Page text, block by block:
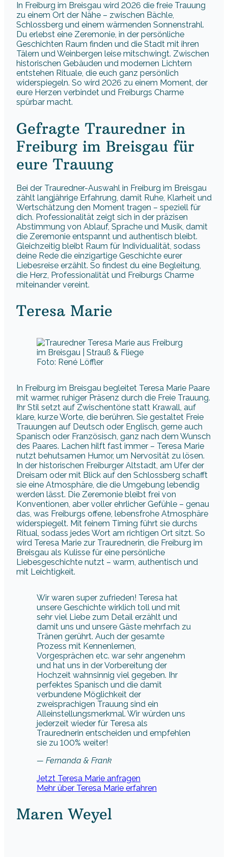
In Freiburg im Breisgau wird 2026 die freie Trauung
zu einem Ort der Nähe – zwischen Bächle,
Schlossberg und einem wärmenden Sonnenstrahl.
Du erlebst eine Zeremonie, in der persönliche
Geschichten Raum finden und die Stadt mit ihren
Tälern und Weinbergen leise mitschwingt. Zwischen
historischen Gebäuden und modernen Lichtern
entstehen Rituale, die euch ganz persönlich
widerspiegeln. So wird 2026 zu einem Moment, der
eure Herzen verbindet und Freiburgs Charme
spürbar macht.
Gefragte Trauredner in
Freiburg im Breisgau für
eure Trauung
Bei der Trauredner-Auswahl in Freiburg im Breisgau
zählt langjährige Erfahrung, damit Ruhe, Klarheit und
Wertschätzung den Moment tragen – speziell für
dich. Professionalität zeigt sich in der präzisen
Abstimmung von Ablauf, Sprache und Musik, damit
die Zeremonie entspannt und authentisch bleibt.
Gleichzeitig bleibt Raum für Individualität, sodass
deine Rede die einzigartige Geschichte eurer
Liebesreise erzählt. So findest du eine Begleitung,
die Herz, Professionalität und Freiburgs Charme
miteinander vereint.
Teresa Marie
Foto: René Löffler
In Freiburg im Breisgau begleitet Teresa Marie Paare
mit warmer, ruhiger Präsenz durch die Freie Trauung.
Ihr Stil setzt auf Zwischentöne statt Krawall, auf
klare, kurze Worte, die berühren. Sie gestaltet Freie
Trauungen auf Deutsch oder Englisch, gerne auch
Spanisch oder Französisch, ganz nach dem Wunsch
des Paares. Lachen hilft fast immer – Teresa Marie
nutzt behutsamen Humor, um Nervosität zu lösen.
In der historischen Freiburger Altstadt, am Ufer der
Dreisam oder mit Blick auf den Schlossberg schafft
sie eine Atmosphäre, die die Umgebung lebendig
werden lässt. Die Zeremonie bleibt frei von
Konventionen, aber voller ehrlicher Gefühle – genau
das, was Freiburgs offene, lebensfrohe Atmosphäre
widerspiegelt. Mit feinem Timing führt sie durchs
Ritual, sodass jedes Wort am richtigen Ort sitzt. So
wird Teresa Marie zur Traurednerin, die Freiburg im
Breisgau als Kulisse für eine persönliche
Liebesgeschichte nutzt – warm, authentisch und
mit Leichtigkeit.
Wir waren super zufrieden! Teresa hat
unsere Geschichte wirklich toll und mit
sehr viel Liebe zum Detail erzählt und
damit uns und unsere Gäste mehrfach zu
Tränen gerührt. Auch der gesamte
Prozess mit Kennenlernen,
Vorgesprächen etc. war sehr angenehm
und hat uns in der Vorbereitung der
Hochzeit wahnsinnig viel gegeben. Ihr
perfektes Spanisch und die damit
verbundene Möglichkeit der
zweisprachigen Trauung sind ein
Alleinstellungsmerkmal. Wir würden uns
jederzeit wieder für Teresa als
Traurednerin entscheiden und empfehlen
sie zu 100% weiter!
— Fernanda & Frank
Jetzt Teresa Marie anfragen
Mehr über Teresa Marie erfahren
Maren Weyel